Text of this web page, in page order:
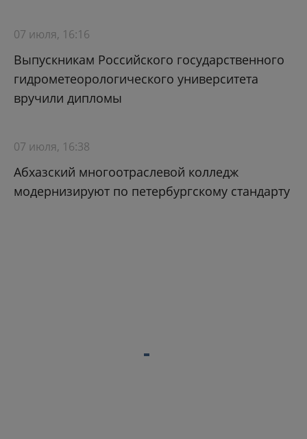
07 июля, 16:16
Выпускникам Российского государственного
гидрометеорологического университета
вручили дипломы
07 июля, 16:38
Абхазский многоотраслевой колледж
модернизируют по петербургскому стандарту